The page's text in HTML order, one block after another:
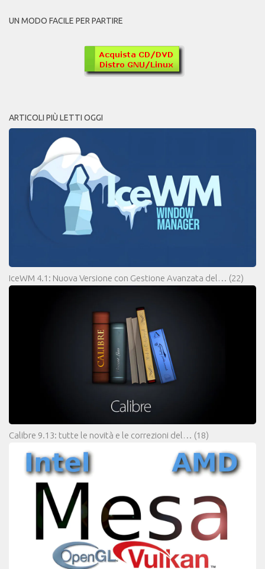
UN MODO FACILE PER PARTIRE
ARTICOLI PIÙ LETTI OGGI
IceWM 4.1: Nuova Versione con Gestione Avanzata del… (22)
Calibre 9.13: tutte le novità e le correzioni del… (18)